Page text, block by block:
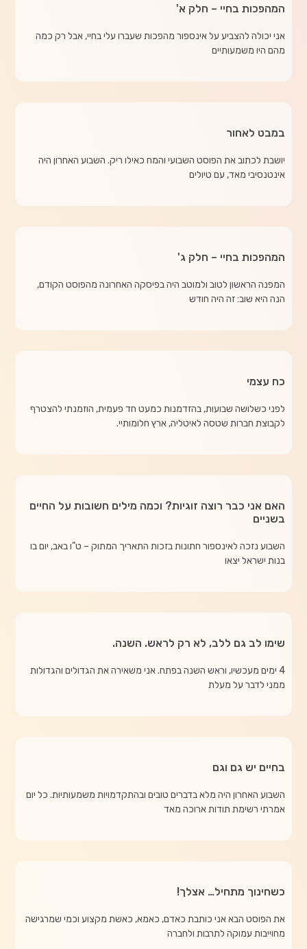
המהפכות בחיי – חלק א'
אני יכולה להצביע על אינספור מהפכות שעברו עלי בחיי, אבל רק כמה
מהם היו משמעותיים
במבט לאחור
יושבת לכתוב את הפוסט השבועי והמח כאילו ריק. השבוע האחרון היה
אינטנסיבי מאד, עם טיולים
המהפכות בחיי – חלק ג'
המפנה הראשון לטוב ולמוטב היה בפיסקה האחרונה מהפוסט הקודם,
הנה היא שוב: זה היה חודש
כח עצמי
לפני כשלושה שבועות, בהזדמנות כמעט חד פעמית, הוזמנתי להצטרף
לקבוצת חברות שטסה לאיטליה, ארץ חלומותיי.
האם אני כבר רוצה זוגיות? וכמה מילים חשובות על החיים
בשניים
השבוע נזכה לאינספור חתונות בזכות התאריך המתוק – ט"ו באב, יום בו
בנות ישראל יצאו
שימו לב גם ללב, לא רק לראש. השנה.
4 ימים מעכשיו, וראש השנה בפתח. אני משאירה את הגדולים והגדולות
ממני לדבר על מעלת
בחיים יש גם וגם
השבוע האחרון היה מלא בדברים טובים ובהתקדמויות משמעותיות. כל יום
אמרתי רשימת תודות ארוכה מאד
כשחינוך מתחיל… אצלך!
את הפוסט הבא אני כותבת כאדם, כאמא, כאשת מקצוע וכמי שמרגישה
מחוייבות עמוקה לתרבות ולחברה